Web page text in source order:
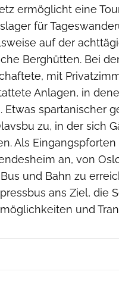
ermöglicht eine
für
auf der
Berghütten. Bei
mit
Anlagen, in
Etwas spartanischer
zu, in der sich
Als
an, von
und Bahn zu
ans Ziel, die
und